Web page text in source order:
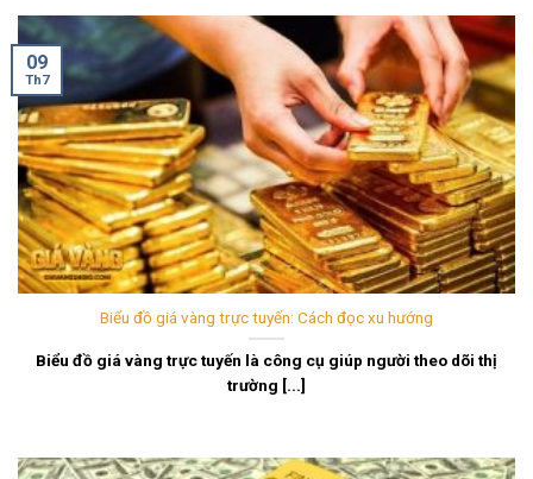
Biểu đồ giá vàng trực tuyến: Cách đọc xu hướng
Biểu đồ giá vàng trực tuyến là công cụ giúp người theo dõi thị
trường [...]
09
Th7